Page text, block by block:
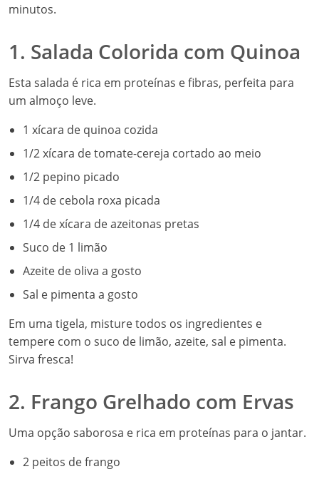
minutos.
1. Salada Colorida com Quinoa
Esta salada é rica em proteínas e fibras, perfeita para
um almoço leve.
1 xícara de quinoa cozida
1/2 xícara de tomate-cereja cortado ao meio
1/2 pepino picado
1/4 de cebola roxa picada
1/4 de xícara de azeitonas pretas
Suco de 1 limão
Azeite de oliva a gosto
Sal e pimenta a gosto
Em uma tigela, misture todos os ingredientes e
tempere com o suco de limão, azeite, sal e pimenta.
Sirva fresca!
2. Frango Grelhado com Ervas
Uma opção saborosa e rica em proteínas para o jantar.
2 peitos de frango